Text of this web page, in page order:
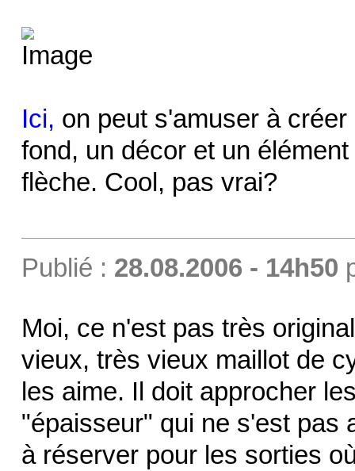
Ici, on peut s'amuser à
fond, un décor et un
flèche. Cool, pas vrai?
Publié : 28.08.2006 - 14h50
Moi, ce n'est pas très
vieux, très vieux maillot de
les aime. Il doit approcher
"épaisseur" qui ne s'est pas
à réserver pour les sorties